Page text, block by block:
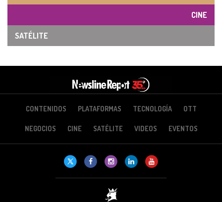
CINE
SATÉLITE
CONTENIDOS PLATAFORMAS TECNOLOGÍA OTT
NEGOCIOS CINE SATÉLITE VIDEOS EVENTOS